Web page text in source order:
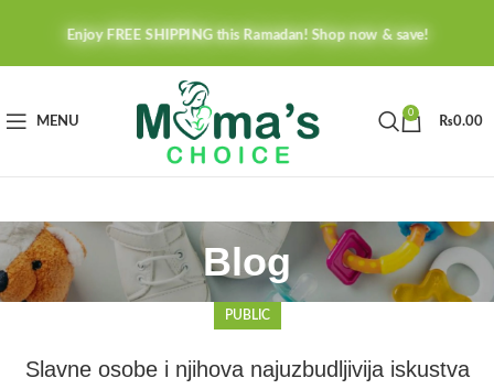
Enjoy FREE SHIPPING this Ramadan! Shop now & save!
MENU
0
₨0.00
Blog
PUBLIC
Slavne osobe i njihova najuzbudljivija iskustva